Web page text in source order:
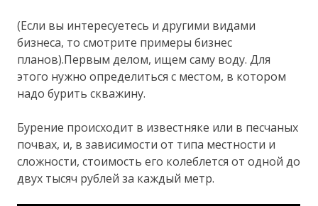
(Если вы интересуетесь и другими видами
бизнеса, то смотрите примеры бизнес
планов).Первым делом, ищем саму воду. Для
этого нужно определиться с местом, в котором
надо бурить скважину.
Бурение происходит в известняке или в песчаных
почвах, и, в зависимости от типа местности и
сложности, стоимость его колеблется от одной до
двух тысяч рублей за каждый метр.